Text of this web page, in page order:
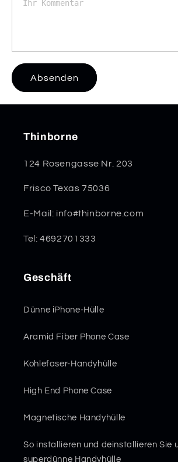
Absenden
Thinborne
124 Rosengasse Nr. 203
Frisco Texas 75036
E-Mail: info#thinborne.com
Tel: 4692701333
Geschäft
Dünne iPhone-Hülle
Aramid Fiber Phone Case
Kohlefaser-Handyhülle
High End Phone Case
Magnetische Handyhülle
So installieren und deinstallieren Sie
superdünne Handyhülle